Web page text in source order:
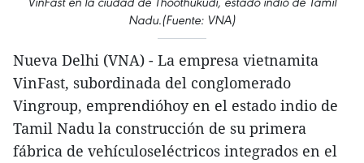
Nadu.(Fuente: VNA)
Nueva Delhi (VNA) - La empresa vietnamita
VinFast, subordinada del conglomerado
Vingroup, emprendióhoy en el estado indio de
Tamil Nadu la construcción de su primera
fábrica de vehículoseléctricos integrados en el